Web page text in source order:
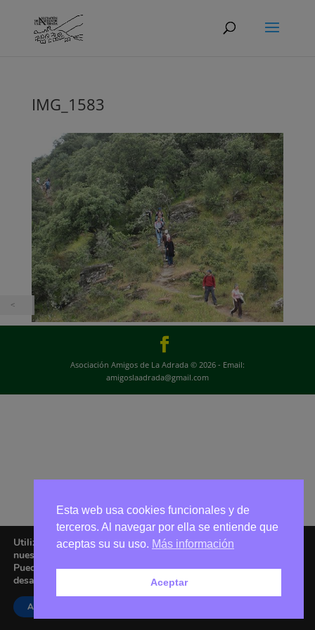
IMG_1583
Asociación Amigos de La Adrada © 2026 - Email:
amigoslaadrada@gmail.com
Utilizamos cookies para ofrecerte la mejor experiencia en
nuestra web.
Puedes aprender más sobre qué cookies utilizamos o
desactivarlas en los
Aceptar
Esta web usa cookies funcionales y de
terceros. Al navegar por ella se entiende que
aceptas su su uso. Más información
Aceptar